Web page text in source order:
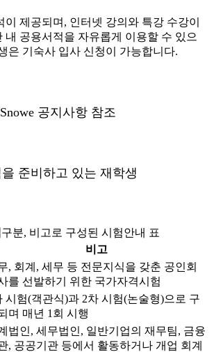
이 제공되며, 인터넷 강의와 특강 수강이
내 공용서적을 자유롭게 이용할 수 있으
은 기숙사 입사 신청이 가능합니다.
공지사항 참조
준비하고 있는 재학생
구분, 비고로 구성된 시험안내 표
비고
, 회계, 세무 등 전문지식을 갖춘 공인회
를 선발하기 위한 국가자격시험
시험(객관식)과 2차 시험(논술형)으로 구
며 매년 1회 시행
법인, 세무법인, 일반기업의 재무팀, 금융
, 공공기관 등에서 활동하거나 개업 회계